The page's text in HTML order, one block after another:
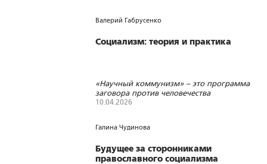
Валерий Габрусенко
Социализм: теория и практика
«Научный коммунизм» – это программа
заговора против человечества
10.04.2026
Галина Чудинова
Будущее за сторонниками
православного социализма